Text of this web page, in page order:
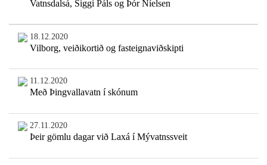
Vatnsdalsá, Siggi Páls og Þór Níelsen
18.12.2020
Vilborg, veiðikortið og fasteignaviðskipti
11.12.2020
Með Þingvallavatn í skónum
27.11.2020
Þeir gömlu dagar við Laxá í Mývatnssveit